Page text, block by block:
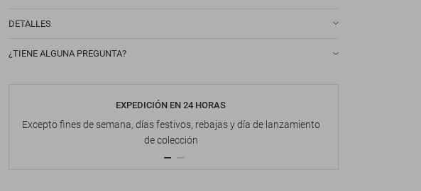
DETALLES
¿TIENE ALGUNA PREGUNTA?
EXPEDICIÓN EN 24 HORAS
Excepto fines de semana, días festivos, rebajas y día de lanzamiento
de colección